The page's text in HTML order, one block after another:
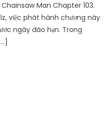
Man Chapter 103.
việc phát hành chương này
ngày đáo hạn. Trong